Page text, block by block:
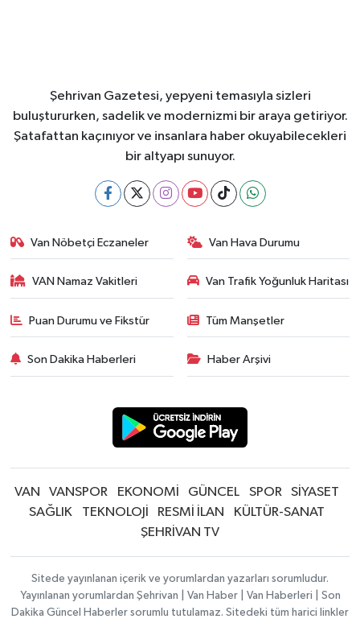
Şehrivan Gazetesi, yepyeni temasıyla sizleri
buluştururken, sadelik ve modernizmi bir araya getiriyor.
Şatafattan kaçınıyor ve insanlara haber okuyabilecekleri
bir altyapı sunuyor.
Van Nöbetçi Eczaneler Van Hava Durumu
VAN Namaz Vakitleri Van Trafik Yoğunluk Haritası
Puan Durumu ve Fikstür Tüm Manşetler
Son Dakika Haberleri Haber Arşivi
VAN VANSPOR EKONOMİ GÜNCEL SPOR
SİYASET
SAĞLIK
TEKNOLOJİ RESMİ İLAN
KÜLTÜR-SANAT
ŞEHRİVAN TV
Sitede yayınlanan içerik ve yorumlardan yazarları sorumludur.
Yayınlanan yorumlardan Şehrivan | Van Haber | Van Haberleri | Son
Dakika Güncel Haberler sorumlu tutulamaz. Sitedeki tüm harici linkler